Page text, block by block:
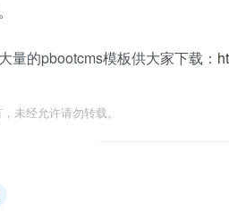
量的pbootcms模板供大家下载：
未经允许请勿转载。